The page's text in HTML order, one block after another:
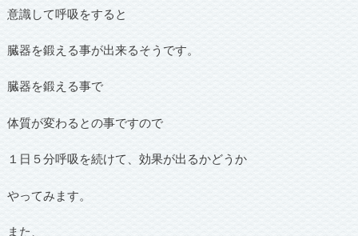
意識して呼吸をすると
臓器を鍛える事が出来るそうです。
臓器を鍛える事で
体質が変わるとの事ですので
１日５分呼吸を続けて、効果が出るかどうか
やってみます。
また、